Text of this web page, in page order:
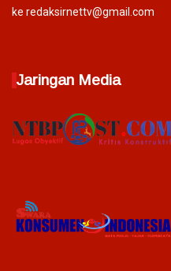
ke redaksirnettv@gmail.com
Jaringan Media